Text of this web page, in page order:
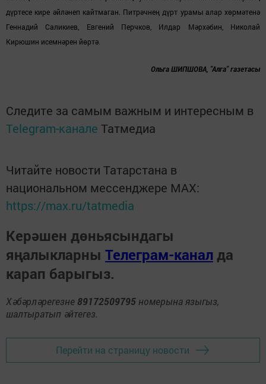
дүртесе кире әйләнеп кайтмаган. Питрәчнең дүрт урамы алар хөрмәтенә
Геннадий Саликиев, Евгений Перчков, Илдар Мәрхәбин, Николай
Кирюшин исемнәрен йөртә.
Ольга ШИПШОВА, "Алга" газетасы
Следите за самым важным и интересным в
Telegram-канале Татмедиа
Читайте новости Татарстана в
национальном мессенджере MАХ:
https://max.ru/tatmedia
Керәшен дөньясындагы
яңалыкларны Телеграм-канал да
карап барыгыз.
Хәбәрләрегезне 89172509795 номерына языгыз,
шалтыратып әйтегез.
Перейти на страницу новости